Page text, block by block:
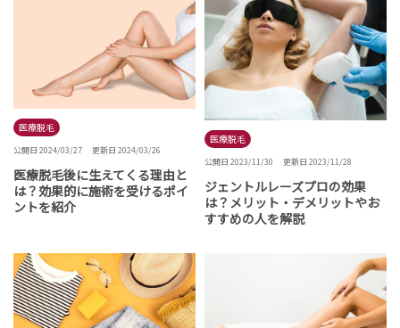
医療脱毛
公開日 2024/03/27 更新日 2024/03/26
医療脱毛後に生えてくる理由と
は？効果的に施術を受けるポイ
ントを紹介
医療脱毛
公開日 2023/11/30 更新日 2023/11/28
ジェントルレーズプロの効果
は？メリット・デメリットやお
すすめの人を解説